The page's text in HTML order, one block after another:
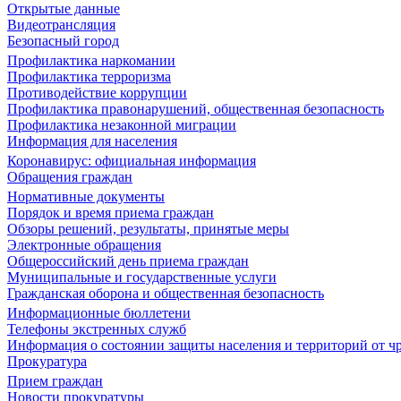
Открытые данные
Видеотрансляция
Безопасный город
Профилактика наркомании
Профилактика терроризма
Противодействие коррупции
Профилактика правонарушений, общественная безопасность
Профилактика незаконной миграции
Информация для населения
Коронавирус: официальная информация
Обращения граждан
Нормативные документы
Порядок и время приема граждан
Обзоры решений, результаты, принятые меры
Электронные обращения
Общероссийский день приема граждан
Муниципальные и государственные услуги
Гражданская оборона и общественная безопасность
Информационные бюллетени
Телефоны экстренных служб
Информация о состоянии защиты населения и территорий от
Прокуратура
Прием граждан
Новости прокуратуры